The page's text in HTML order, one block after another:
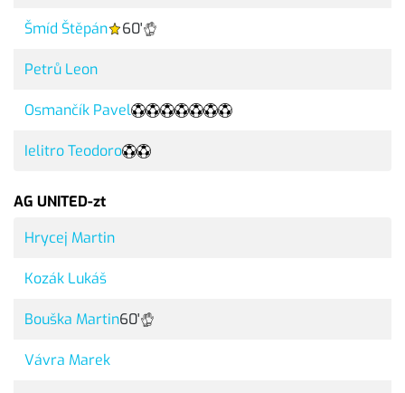
Šmíd Štěpán 60'
Petrů Leon
Osmančík Pavel
Ielitro Teodoro
AG UNITED-zt
Hrycej Martin
Kozák Lukáš
Bouška Martin60'
Vávra Marek